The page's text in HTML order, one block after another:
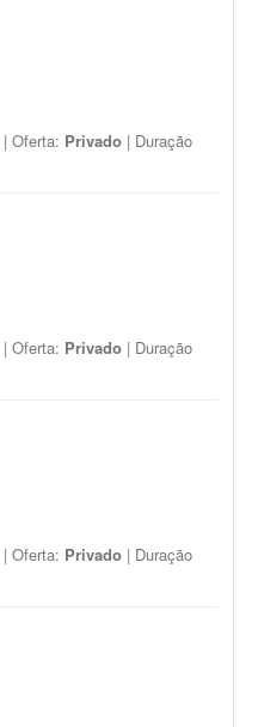
| Oferta: Privado | Duração
| Oferta: Privado | Duração
| Oferta: Privado | Duração